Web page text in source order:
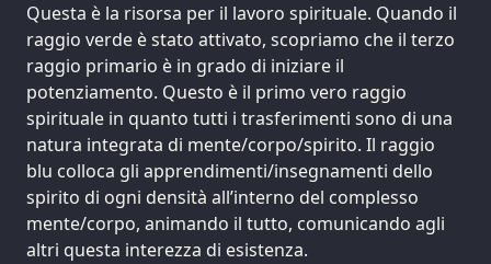
Questa è la risorsa per il lavoro spirituale. Quando il
raggio verde è stato attivato, scopriamo che il terzo
raggio primario è in grado di iniziare il
potenziamento. Questo è il primo vero raggio
spirituale in quanto tutti i trasferimenti sono di una
natura integrata di mente/corpo/spirito. Il raggio
blu colloca gli apprendimenti/insegnamenti dello
spirito di ogni densità all’interno del complesso
mente/corpo, animando il tutto, comunicando agli
altri questa interezza di esistenza.